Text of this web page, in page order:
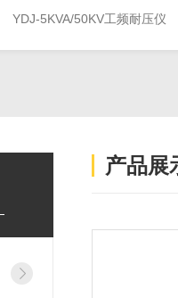
YDJ-5KVA/50KV工频耐压仪
产品展